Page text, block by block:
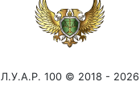
Л.У.А.Р. 100 © 2018 - 2026